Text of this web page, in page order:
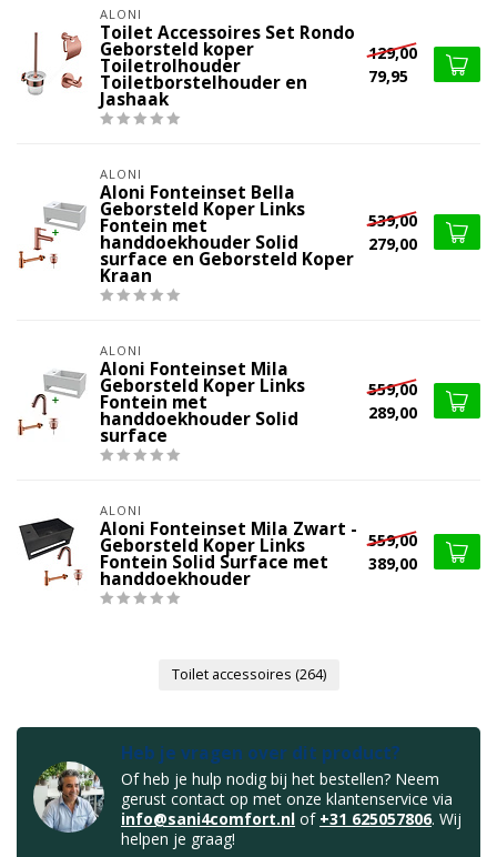
ALONI
Toilet Accessoires Set Rondo
Geborsteld koper
Toiletrolhouder
Toiletborstelhouder en
Jashaak
129,00
79,95
ALONI
Aloni Fonteinset Bella
Geborsteld Koper Links
Fontein met
handdoekhouder Solid
surface en Geborsteld Koper
Kraan
539,00
279,00
ALONI
Aloni Fonteinset Mila
Geborsteld Koper Links
Fontein met
handdoekhouder Solid
surface
559,00
289,00
ALONI
Aloni Fonteinset Mila Zwart -
Geborsteld Koper Links
Fontein Solid Surface met
handdoekhouder
559,00
389,00
Toilet accessoires (264)
Heb je vragen over dit product?
Of heb je hulp nodig bij het bestellen? Neem
gerust contact op met onze klantenservice via
info@sani4comfort.nl of +31 625057806. Wij
helpen je graag!